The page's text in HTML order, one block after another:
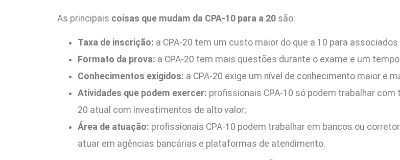
As principais coisas que mudam da CPA-10 para a 20 são:
Taxa de inscrição: a CPA-20 tem um custo maior do que a 10 para
Formato da prova: a CPA-20 tem mais questões durante o exame e um
Conhecimentos exigidos: a CPA-20 exige um nível de conhecimento maior e
Atividades que podem exercer: profissionais CPA-10 só podem trabalhar
20 atual com investimentos de alto valor;
Área de atuação: profissionais CPA-10 podem trabalhar em bancos ou
atuar em agências bancárias e plataformas de atendimento.